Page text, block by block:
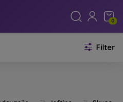
0
Filter